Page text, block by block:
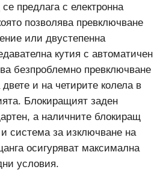
предлага с електронна
позволява превключване
или двустепенна
кутия с автоматичен
безпроблемно превключване
и на четирите колела в
Блокиращият заден
а наличните блокиращ
система за изключване на
осигуряват максимална
условия.